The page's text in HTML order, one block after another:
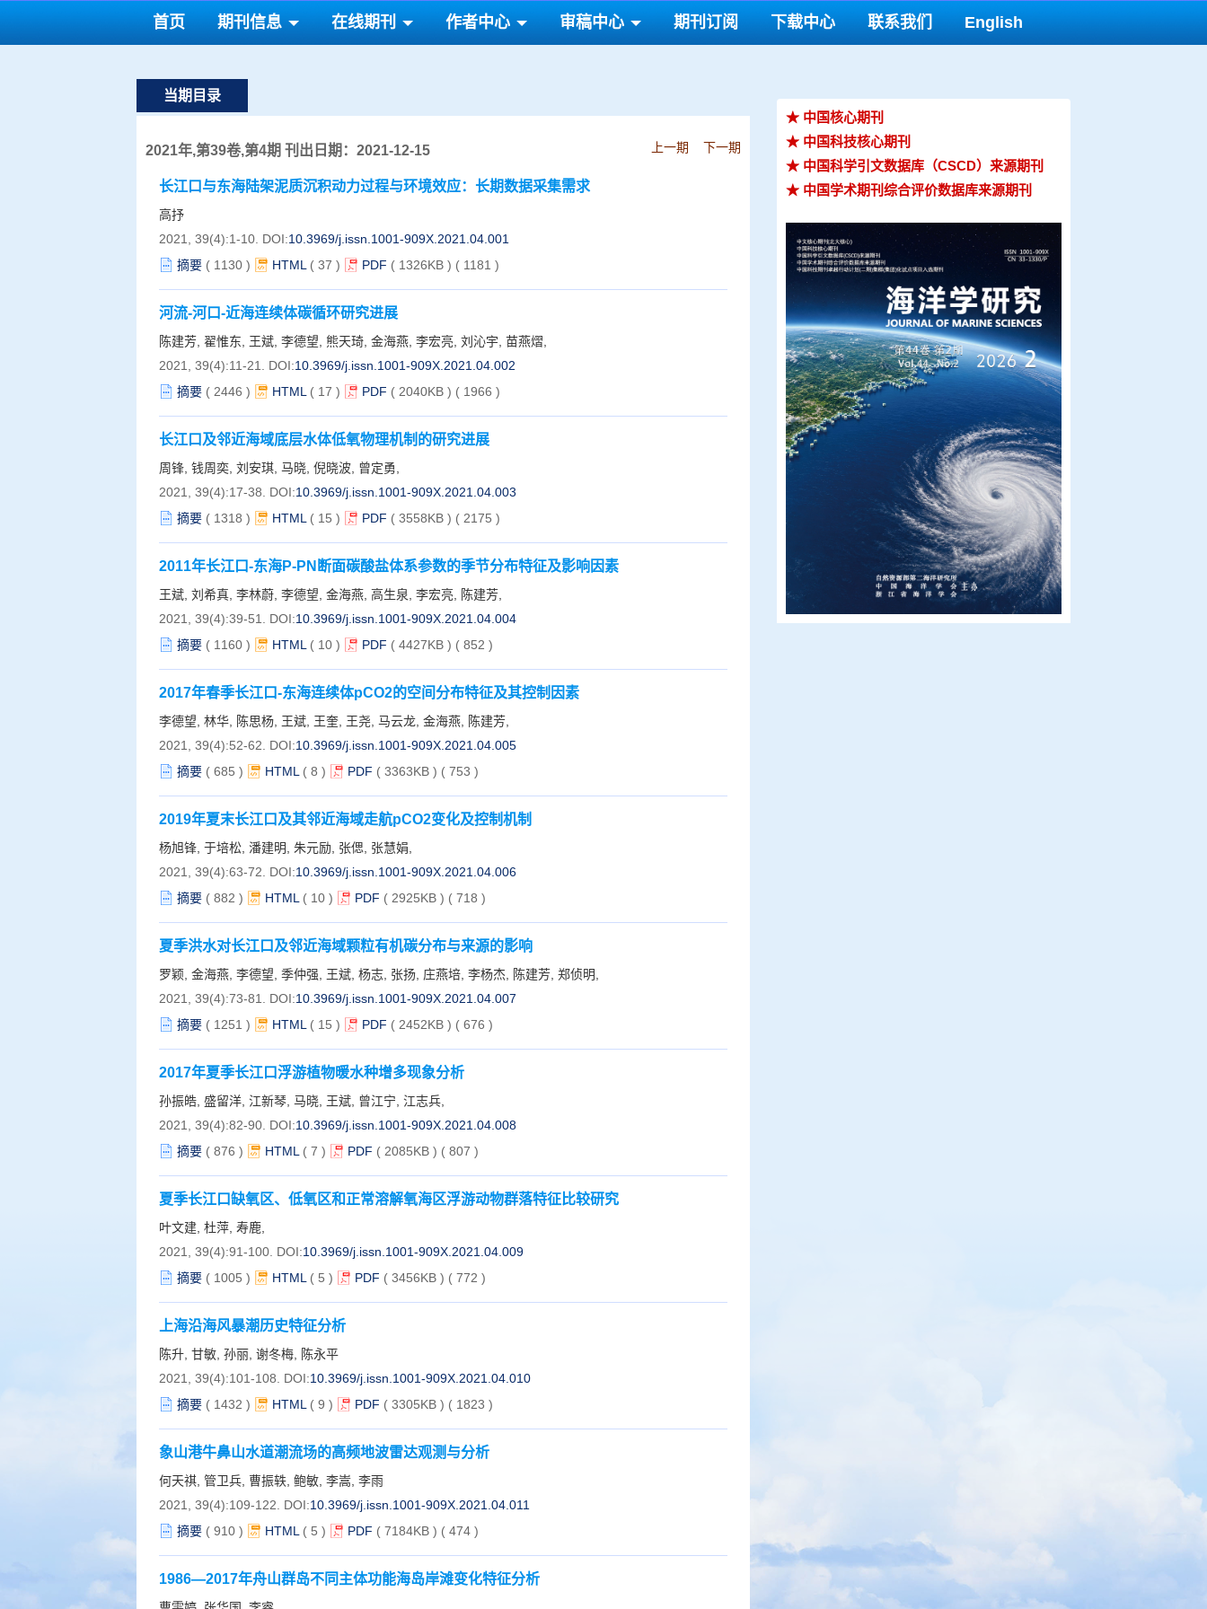
首页 期刊信息 在线期刊 作者中心 审稿中心 期刊订阅 下载中心 联系我们 English
当期目录
2021年,第39卷,第4期 刊出日期：2021-12-15 上一期 下一期
长江口与东海陆架泥质沉积动力过程与环境效应：长期数据采集需求
高抒
2021, 39(4):1-10. DOI:10.3969/j.issn.1001-909X.2021.04.001
摘要 ( 1130 ) HTML ( 37 ) PDF ( 1326KB ) ( 1181 )
河流-河口-近海连续体碳循环研究进展
陈建芳, 翟惟东, 王斌, 李德望, 熊天琦, 金海燕, 李宏亮, 刘沁宇, 苗燕熠,
2021, 39(4):11-21. DOI:10.3969/j.issn.1001-909X.2021.04.002
摘要 ( 2446 ) HTML ( 17 ) PDF ( 2040KB ) ( 1966 )
长江口及邻近海域底层水体低氧物理机制的研究进展
周锋, 钱周奕, 刘安琪, 马晓, 倪晓波, 曾定勇,
2021, 39(4):17-38. DOI:10.3969/j.issn.1001-909X.2021.04.003
摘要 ( 1318 ) HTML ( 15 ) PDF ( 3558KB ) ( 2175 )
2011年长江口-东海P-PN断面碳酸盐体系参数的季节分布特征及影响因素
王斌, 刘希真, 李林蔚, 李德望, 金海燕, 高生泉, 李宏亮, 陈建芳,
2021, 39(4):39-51. DOI:10.3969/j.issn.1001-909X.2021.04.004
摘要 ( 1160 ) HTML ( 10 ) PDF ( 4427KB ) ( 852 )
2017年春季长江口-东海连续体pCO2的空间分布特征及其控制因素
李德望, 林华, 陈思杨, 王斌, 王奎, 王尧, 马云龙, 金海燕, 陈建芳,
2021, 39(4):52-62. DOI:10.3969/j.issn.1001-909X.2021.04.005
摘要 ( 685 ) HTML ( 8 ) PDF ( 3363KB ) ( 753 )
2019年夏末长江口及其邻近海域走航pCO2变化及控制机制
杨旭锋, 于培松, 潘建明, 朱元励, 张偲, 张慧娟,
2021, 39(4):63-72. DOI:10.3969/j.issn.1001-909X.2021.04.006
摘要 ( 882 ) HTML ( 10 ) PDF ( 2925KB ) ( 718 )
夏季洪水对长江口及邻近海域颗粒有机碳分布与来源的影响
罗颖, 金海燕, 李德望, 季仲强, 王斌, 杨志, 张扬, 庄燕培, 李杨杰, 陈建芳, 郑侦明,
2021, 39(4):73-81. DOI:10.3969/j.issn.1001-909X.2021.04.007
摘要 ( 1251 ) HTML ( 15 ) PDF ( 2452KB ) ( 676 )
2017年夏季长江口浮游植物暖水种增多现象分析
孙振皓, 盛留洋, 江新琴, 马晓, 王斌, 曾江宁, 江志兵,
2021, 39(4):82-90. DOI:10.3969/j.issn.1001-909X.2021.04.008
摘要 ( 876 ) HTML ( 7 ) PDF ( 2085KB ) ( 807 )
夏季长江口缺氧区、低氧区和正常溶解氧海区浮游动物群落特征比较研究
叶文建, 杜萍, 寿鹿,
2021, 39(4):91-100. DOI:10.3969/j.issn.1001-909X.2021.04.009
摘要 ( 1005 ) HTML ( 5 ) PDF ( 3456KB ) ( 772 )
上海沿海风暴潮历史特征分析
陈升, 甘敏, 孙丽, 谢冬梅, 陈永平
2021, 39(4):101-108. DOI:10.3969/j.issn.1001-909X.2021.04.010
摘要 ( 1432 ) HTML ( 9 ) PDF ( 3305KB ) ( 1823 )
象山港牛鼻山水道潮流场的高频地波雷达观测与分析
何天祺, 管卫兵, 曹振轶, 鲍敏, 李嵩, 李雨
2021, 39(4):109-122. DOI:10.3969/j.issn.1001-909X.2021.04.011
摘要 ( 910 ) HTML ( 5 ) PDF ( 7184KB ) ( 474 )
1986—2017年舟山群岛不同主体功能海岛岸滩变化特征分析
★ 中国核心期刊
★ 中国科技核心期刊
★ 中国科学引文数据库（CSCD）来源期刊
★ 中国学术期刊综合评价数据库来源期刊